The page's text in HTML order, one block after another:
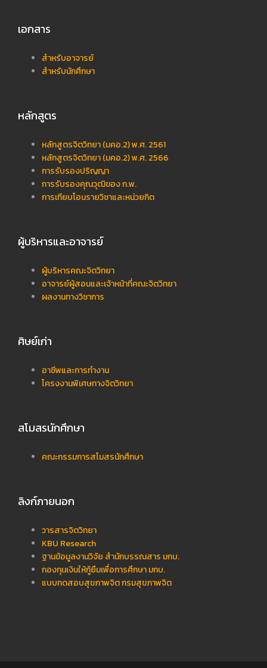
เอกสาร
สำหรับอาจารย์
สำหรับนักศึกษา
หลักสูตร
หลักสูตรจิตวิทยา (มคอ.2) พ.ศ. 2561
หลักสูตรจิตวิทยา (มคอ.2) พ.ศ. 2566
การรับรองปริญญา
การรับรองคุณวุฒิของ ก.พ.
การเทียบโอนรายวิชาและหน่วยกิต
ผู้บริหารและอาจารย์
ผู้บริหารคณะจิตวิทยา
อาจารย์ผู้สอนและเจ้าหน้าที่คณะจิตวิทยา
ผลงานทางวิชาการ
ศิษย์เก่า
อาชีพและการทำงาน
โครงงานพิเศษทางจิตวิทยา
สโมสรนักศึกษา
คณะกรรมการสโมสรนักศึกษา
ลิงก์ภายนอก
วารสารจิตวิทยา
KBU Research
ฐานข้อมูลงานวิจัย สำนักบรรณสาร มกบ.
กองทุนเงินให้กู้ยืมเพื่อการศึกษา มกบ.
แบบทดสอบสุขภาพจิต กรมสุขภาพจิต